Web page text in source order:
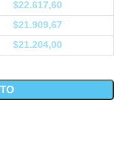
$22.617,60
$21.909,67
$21.204,00